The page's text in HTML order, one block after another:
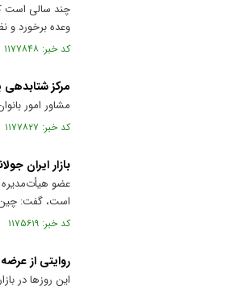
چند سالی است
وعده برخورد و
کد خبر: ۱۱۷۷۸۴۸ تاریخ انتشار : ۱۴۰۲/۰۵/۲۱
مرکز شتابدهی
مشاور امور
کد خبر: ۱۱۷۷۸۲۷ تاریخ انتشار : ۱۴۰۲/۰۵/۲۱
بازار ایران
است، گفت: چین
کد خبر: ۱۱۷۵۶۱۹ تاریخ انتشار : ۱۴۰۲/۰۵/۱۱
روایتی از
این روز‌ها در